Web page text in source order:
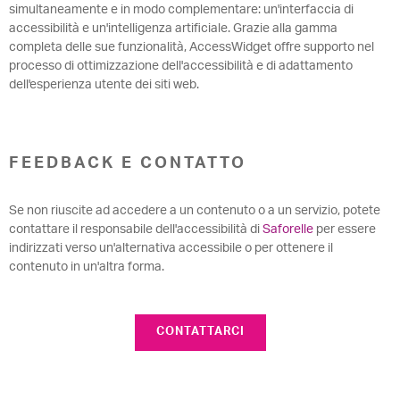
simultaneamente e in modo complementare: un'interfaccia di
accessibilità e un'intelligenza artificiale. Grazie alla gamma
completa delle sue funzionalità, AccessWidget offre supporto nel
processo di ottimizzazione dell'accessibilità e di adattamento
dell'esperienza utente dei siti web.
FEEDBACK E CONTATTO
Se non riuscite ad accedere a un contenuto o a un servizio, potete
contattare il responsabile dell'accessibilità di Saforelle per essere
indirizzati verso un'alternativa accessibile o per ottenere il
contenuto in un'altra forma.
CONTATTARCI